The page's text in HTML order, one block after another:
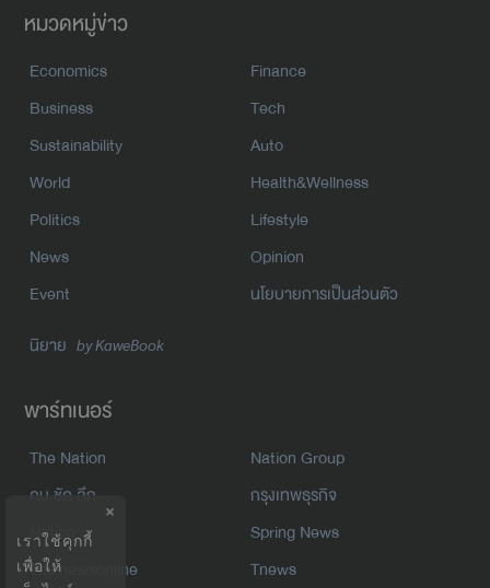
หมวดหมู่ข่าว
Economics
Finance
Business
Tech
Sustainability
Auto
World
Health&Wellness
Politics
Lifestyle
News
Opinion
Event
นโยบายการเป็นส่วนตัว
นิยาย by KaweBook
พาร์ทเนอร์
The Nation
Nation Group
คม ชัด ลึก
กรุงเทพธุรกิจ
Nation
Spring News
Thainewsonline
Tnews
×
เราใช้คุกกี้
เพื่อให้